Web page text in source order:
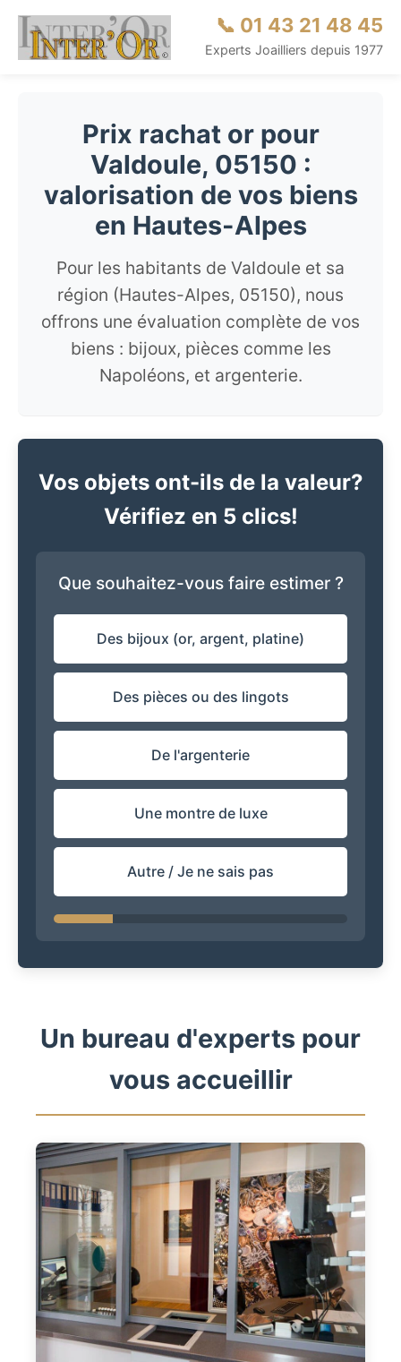
📞 01 43 21 48 45
Experts Joailliers depuis 1977
Prix rachat or pour
Valdoule, 05150 :
valorisation de vos biens
en Hautes-Alpes
Pour les habitants de Valdoule et sa
région (Hautes-Alpes, 05150), nous
offrons une évaluation complète de vos
biens : bijoux, pièces comme les
Napoléons, et argenterie.
Vos objets ont-ils de la valeur?
Vérifiez en 5 clics!
Que souhaitez-vous faire estimer ?
Des bijoux (or, argent, platine)
Des pièces ou des lingots
De l'argenterie
Une montre de luxe
Autre / Je ne sais pas
Un bureau d'experts pour
vous accueillir